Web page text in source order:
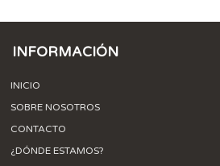
INFORMACIÓN
INICIO
SOBRE NOSOTROS
CONTACTO
¿DÓNDE ESTAMOS?